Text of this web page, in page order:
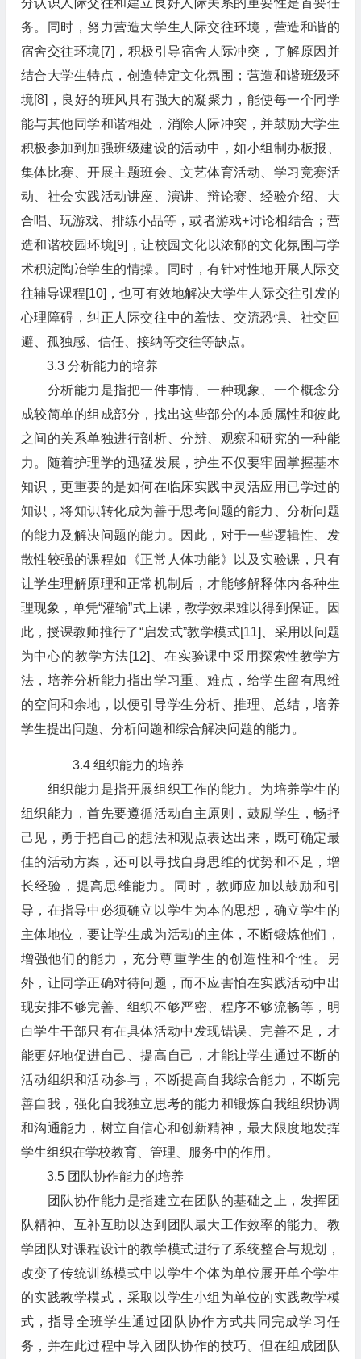
分认识人际交往和建立良好人际关系的重要性是首要任
务。同时，努力营造大学生人际交往环境，营造和谐的
宿舍交往环境[7]，积极引导宿舍人际冲突，了解原因并
结合大学生特点，创造特定文化氛围；营造和谐班级环
境[8]，良好的班风具有强大的凝聚力，能使每一个同学
能与其他同学和谐相处，消除人际冲突，并鼓励大学生
积极参加到加强班级建设的活动中，如小组制办板报、
集体比赛、开展主题班会、文艺体育活动、学习竞赛活
动、社会实践活动讲座、演讲、辩论赛、经验介绍、大
合唱、玩游戏、排练小品等，或者游戏+讨论相结合；营
造和谐校园环境[9]，让校园文化以浓郁的文化氛围与学
术积淀陶冶学生的情操。同时，有针对性地开展人际交
往辅导课程[10]，也可有效地解决大学生人际交往引发的
心理障碍，纠正人际交往中的羞怯、交流恐惧、社交回
避、孤独感、信任、接纳等交往等缺点。
3.3 分析能力的培养
分析能力是指把一件事情、一种现象、一个概念分
成较简单的组成部分，找出这些部分的本质属性和彼此
之间的关系单独进行剖析、分辨、观察和研究的一种能
力。随着护理学的迅猛发展，护生不仅要牢固掌握基本
知识，更重要的是如何在临床实践中灵活应用已学过的
知识，将知识转化成为善于思考问题的能力、分析问题
的能力及解决问题的能力。因此，对于一些逻辑性、发
散性较强的课程如《正常人体功能》以及实验课，只有
让学生理解原理和正常机制后，才能够解释体内各种生
理现象，单凭“灌输”式上课，教学效果难以得到保证。因
此，授课教师推行了“启发式”教学模式[11]、采用以问题
为中心的教学方法[12]、在实验课中采用探索性教学方
法，培养分析能力指出学习重、难点，给学生留有思维
的空间和余地，以便引导学生分析、推理、总结，培养
学生提出问题、分析问题和综合解决问题的能力。
3.4 组织能力的培养
组织能力是指开展组织工作的能力。为培养学生的
组织能力，首先要遵循活动自主原则，鼓励学生，畅抒
己见，勇于把自己的想法和观点表达出来，既可确定最
佳的活动方案，还可以寻找自身思维的优势和不足，增
长经验，提高思维能力。同时，教师应加以鼓励和引
导，在指导中必须确立以学生为本的思想，确立学生的
主体地位，要让学生成为活动的主体，不断锻炼他们，
增强他们的能力，充分尊重学生的创造性和个性。另
外，让同学正确对待问题，而不应害怕在实践活动中出
现安排不够完善、组织不够严密、程序不够流畅等，明
白学生干部只有在具体活动中发现错误、完善不足，才
能更好地促进自己、提高自己，才能让学生通过不断的
活动组织和活动参与，不断提高自我综合能力，不断完
善自我，强化自我独立思考的能力和锻炼自我组织协调
和沟通能力，树立自信心和创新精神，最大限度地发挥
学生组织在学校教育、管理、服务中的作用。
3.5 团队协作能力的培养
团队协作能力是指建立在团队的基础之上，发挥团
队精神、互补互助以达到团队最大工作效率的能力。教
学团队对课程设计的教学模式进行了系统整合与规划，
改变了传统训练模式中以学生个体为单位展开单个学生
的实践教学模式，采取以学生小组为单位的实践教学模
式，指导全班学生通过团队协作方式共同完成学习任
务，并在此过程中导入团队协作的技巧。但在组成团队